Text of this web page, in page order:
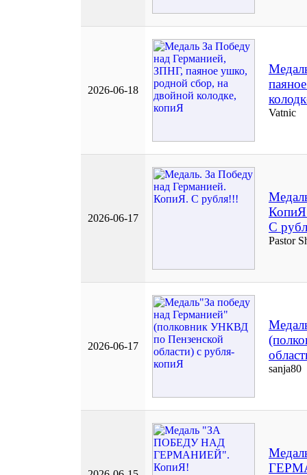
2026-06-18
Vatnic
2026-06-17
С
Pastor
2026-06-17
sanja80